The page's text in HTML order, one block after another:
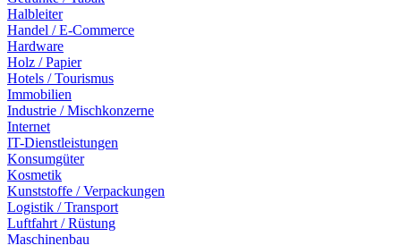
Halbleiter
Handel / E-Commerce
Hardware
Holz / Papier
Hotels / Tourismus
Immobilien
Industrie / Mischkonzerne
Internet
IT-Dienstleistungen
Konsumgüter
Kosmetik
Kunststoffe / Verpackungen
Logistik / Transport
Luftfahrt / Rüstung
Maschinenbau